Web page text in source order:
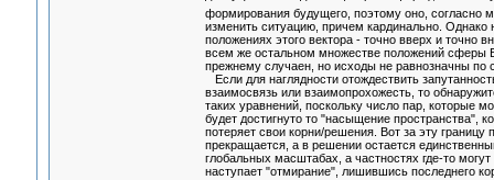
формирования будущего, поэтому оно, согласно
изменить ситуацию, причем кардинально.
положениях этого вектора - точно вверх и точно
всем же остальном множестве положений сферы
прежнему случаен, но исходы не равнозначны по
Если для наглядности отождествить
взаимосвязь или взаимопрохожесть, то
таких уравнений, поскольку число пар, которые
будет достигнуто то "насыщение пространства",
потеряет свои корни/решения. Вот за эту
прекращается, а в решении остается
глобальных масштабах, а частностях где-то
наступает "отмирание", лишившись последнего